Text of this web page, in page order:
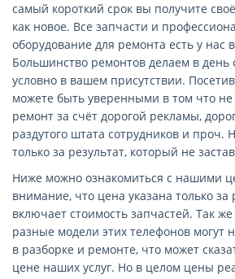
самый короткий срок вы получите
как новое. Все запчасти и
оборудование для ремонта есть у нас
Большинство ремонтов делаем в день
условно в вашем присутствии.
можете быть уверенными в том что не
ремонт за счёт дорогой рекламы,
раздутого штата сотрудников и проч.
только за результат, который не
Ниже можно ознакомиться с нашими
внимание, что цена указана только за
включает стоимость запчастей. Так же
разные модели этих телефонов могут
в разборке и ремонте, что может
цене наших услуг. Но в целом цены